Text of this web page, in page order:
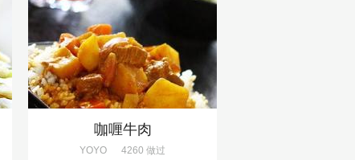
咖喱牛肉
YOYO 4260 做过